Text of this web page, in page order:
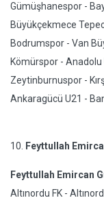
Gümüşhanespor -
Büyükçekmece
Bodrumspor - Van
Kömürspor -
Zeytinburnuspor -
Ankaragücü U21 -
10. Feyttullah
Feyttullah Emircan
Altınordu FK -